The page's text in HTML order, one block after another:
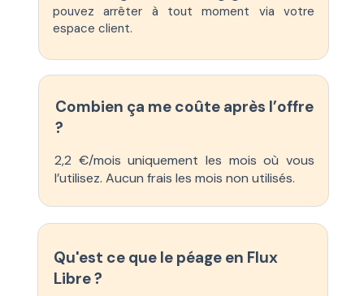
Combien ça me coûte après l’offre
?
2,2 €/mois uniquement les mois où vous
l’utilisez. Aucun frais les mois non utilisés.
pouvez arrêter à tout moment via votre
espace client.
Qu'est ce que le péage en Flux
Libre ?